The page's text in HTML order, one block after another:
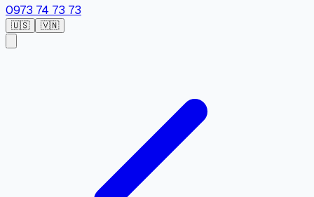
0973 74 73 73
🇺🇸 🇻🇳